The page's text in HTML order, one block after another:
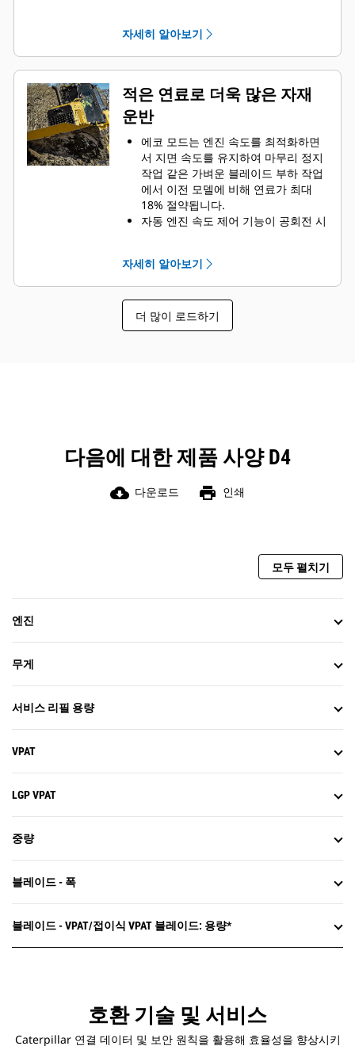
그룹화된 정비 및 진단 지점을 이용해
쉽게 접근할 수 있습니다.
지면 수준에서 1차 연료 필터/수분 분
리기에 쉽게 접근할 수 있습니다.
블레이드를 탈착하지 않고 편리하게
운송할 수 있습니다.
접이식 블레이드 옵션을 제공합니다.*
자세히 알아보기
적은 연료로 더욱 많은 자재
운반
에코 모드는 엔진 속도를 최적화하면
서 지면 속도를 유지하여 마무리 정지
작업 같은 가벼운 블레이드 부하 작업
에서 이전 모델에 비해 연료가 최대
18% 절약됩니다.
자동 엔진 속도 제어 기능이 공회전 시
엔진 공회전 차단 타이머가 지정된 공
회전 시간이 지나면 장비를 차단하여
연료를 절감하고 공회전 규정을 충족
합니다.
자세히 알아보기
더 많이 로드하기
다음에 대한 제품 사양 D4
cloud_download 다운로드 print 인쇄
모두 펼치기
엔진
무게
서비스 리필 용량
VPAT
LGP VPAT
중량
블레이드 - 폭
블레이드 - VPAT/접이식 VPAT 블레이드: 용량*
호환 기술 및 서비스
Caterpillar 연결 데이터 및 보안 원칙을 활용해 효율성을 향상시키